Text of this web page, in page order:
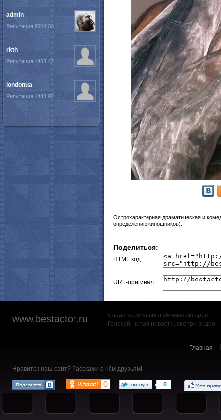
Острохарактерная драматическая и
определению киношников).
Поделиться:
HTML код:
URL-оригинал:
admin
Репутация 9064.00
rkth
Репутация 4483.42
londonua
Репутация 4443.92
www.bestactor.ru
Следи за жизнью любимых актеров
Голосуй, читай новости, смотри видео
Главная
Нравится наш сайт? Расскажи о нём друзьям!